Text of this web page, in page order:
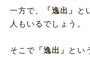
一方で、 「逸出」
と
人もいるでしょう。
そこで 「逸出」 とい